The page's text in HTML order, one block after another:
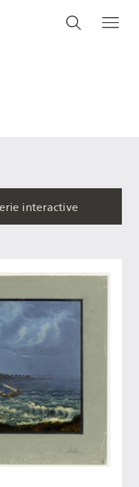
Search
Rechercher
interactive